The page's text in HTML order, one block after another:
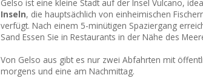
Gelso ist eine kleine Stadt auf der Insel Vulcano,
Inseln, die hauptsächlich von einheimischen
verfügt. Nach einem 5-minütigen Spaziergang
Sand Essen Sie in Restaurants in der Nähe des
Von Gelso aus gibt es nur zwei Abfahrten mit
morgens und eine am Nachmittag.